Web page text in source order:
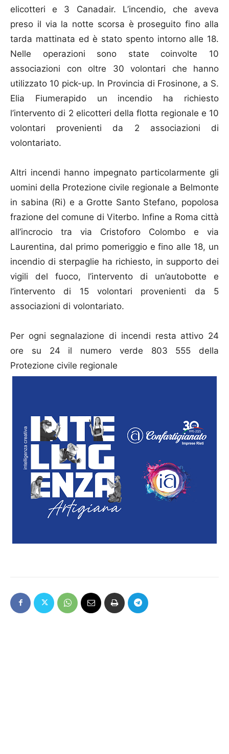
elicotteri e 3 Canadair. L’incendio, che aveva
preso il via la notte scorsa è proseguito fino alla
tarda mattinata ed è stato spento intorno alle 18.
Nelle operazioni sono state coinvolte 10
associazioni con oltre 30 volontari che hanno
utilizzato 10 pick-up. In Provincia di Frosinone, a S.
Elia Fiumerapido un incendio ha richiesto
l’intervento di 2 elicotteri della flotta regionale e 10
volontari provenienti da 2 associazioni di
volontariato.
Altri incendi hanno impegnato particolarmente gli
uomini della Protezione civile regionale a Belmonte
in sabina (Ri) e a Grotte Santo Stefano, popolosa
frazione del comune di Viterbo. Infine a Roma città
all’incrocio tra via Cristoforo Colombo e via
Laurentina, dal primo pomeriggio e fino alle 18, un
incendio di sterpaglie ha richiesto, in supporto dei
vigili del fuoco, l’intervento di un’autobotte e
l’intervento di 15 volontari provenienti da 5
associazioni di volontariato.
Per ogni segnalazione di incendi resta attivo 24
ore su 24 il numero verde 803 555 della
Protezione civile regionale